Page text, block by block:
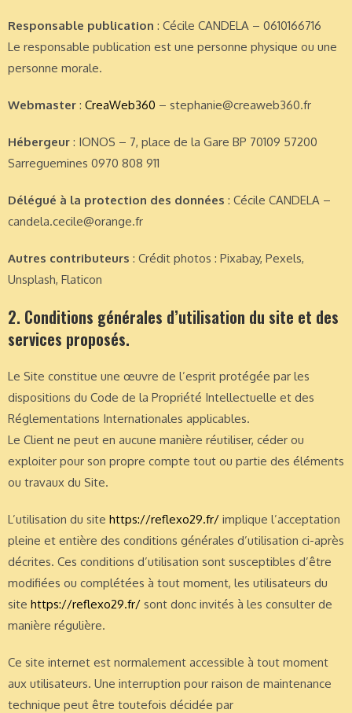
Responsable publication : Cécile CANDELA – 0610166716
Le responsable publication est une personne physique ou une
personne morale.
Webmaster : CreaWeb360 – stephanie@creaweb360.fr
Hébergeur : IONOS – 7, place de la Gare BP 70109 57200
Sarreguemines 0970 808 911
Délégué à la protection des données : Cécile CANDELA –
candela.cecile@orange.fr
Autres contributeurs : Crédit photos : Pixabay, Pexels,
Unsplash, Flaticon
2. Conditions générales d’utilisation du site et des
services proposés.
Le Site constitue une œuvre de l’esprit protégée par les
dispositions du Code de la Propriété Intellectuelle et des
Réglementations Internationales applicables.
Le Client ne peut en aucune manière réutiliser, céder ou
exploiter pour son propre compte tout ou partie des éléments
ou travaux du Site.
L’utilisation du site https://reflexo29.fr/ implique l’acceptation
pleine et entière des conditions générales d’utilisation ci-après
décrites. Ces conditions d’utilisation sont susceptibles d’être
modifiées ou complétées à tout moment, les utilisateurs du
site https://reflexo29.fr/ sont donc invités à les consulter de
manière régulière.
Ce site internet est normalement accessible à tout moment
aux utilisateurs. Une interruption pour raison de maintenance
technique peut être toutefois décidée par